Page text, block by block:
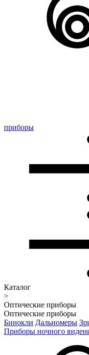
приборы
Каталог
>
Оптические приборы
Оптические приборы
Бинокли Дальномеры
Приборы ночного